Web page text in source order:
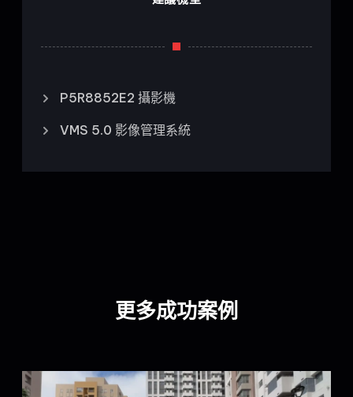
P5R8852E2 攝影機
VMS 5.0 影像管理系統
更多成功案例